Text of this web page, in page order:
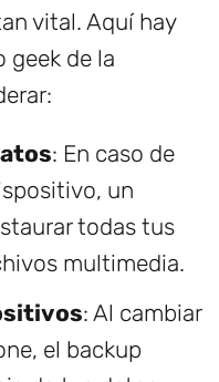
vital. Aquí hay
geek de la
: En caso de
un
todas tus
multimedia.
: Al cambiar
el backup